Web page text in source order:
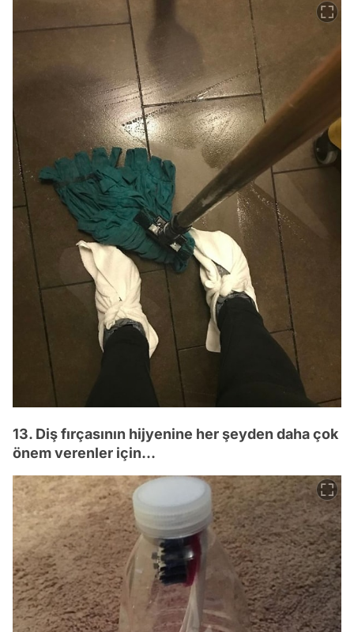
13. Diş fırçasının hijyenine her şeyden daha çok
önem verenler için...